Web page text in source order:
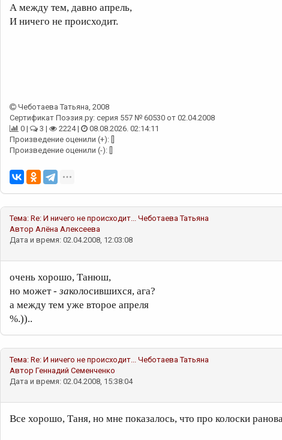
А между тем, давно апрель,
И ничего не происходит.
Чеботаева Татьяна, 2008
Сертификат Поэзия.ру: серия 557 № 60530 от 02.04.2008
0 |
3 | 2224 |
08.08.2026. 02:14:11
Произведение оценили (+): []
Произведение оценили (-): []
Тема: Re: И ничего не происходит... Чеботаева Татьяна
Автор Алёна Алексеева
Дата и время: 02.04.2008, 12:03:08
очень хорошо, Танюш,
но может - заколосившихся, ага?
а между тем уже второе апреля
%.))..
Тема: Re: И ничего не происходит... Чеботаева Татьяна
Автор Геннадий Семенченко
Дата и время: 02.04.2008, 15:38:04
Все хорошо, Таня, но мне показалось, что про колоски